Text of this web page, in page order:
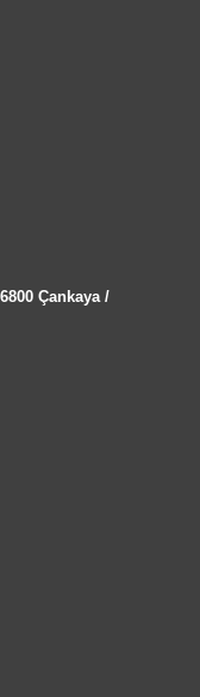
Çankaya /